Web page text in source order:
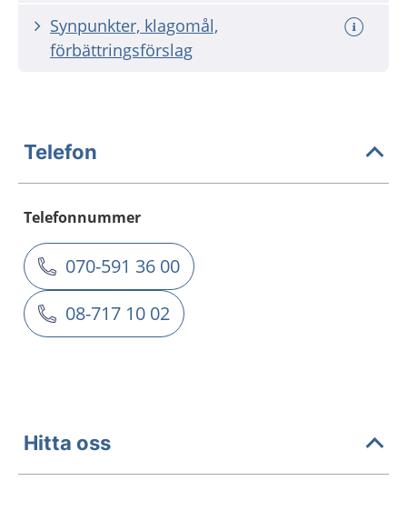
Synpunkter, klagomål,
förbättringsförslag
Telefon
Telefonnummer
070-591 36 00
08-717 10 02
Hitta oss